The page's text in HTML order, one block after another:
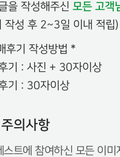
을 작성해주신 모든 고객
작성 후 2~3일 이내 적립)
후기 작성방법 *
기 : 사진 + 30자이상
기 : 30자이상
주의사항
스트에 참여하신 모든 이